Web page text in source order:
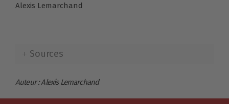
Alexis Lemarchand
Sources
Auteur : Alexis Lemarchand